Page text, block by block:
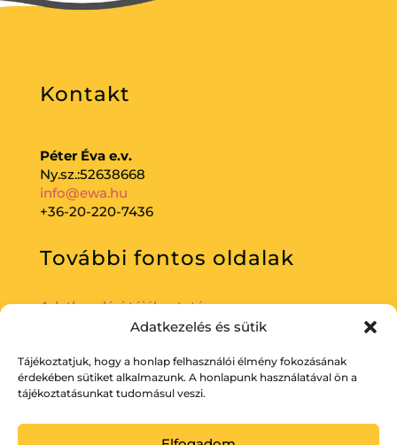
Adatkezelés és sütik
Tájékoztatjuk, hogy a honlap felhasználói élmény fokozásának
érdekében sütiket alkalmazunk. A honlapunk használatával ön a
tájékoztatásunkat tudomásul veszi.
Kontakt
Péter Éva e.v.
Ny.sz.:52638668
info@ewa.hu
+36-20-220-7436
További fontos oldalak
Adatkezelési tájékoztató